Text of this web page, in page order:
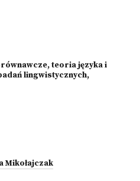
teoria języka i
lingwistycznych,
Mikołajczak